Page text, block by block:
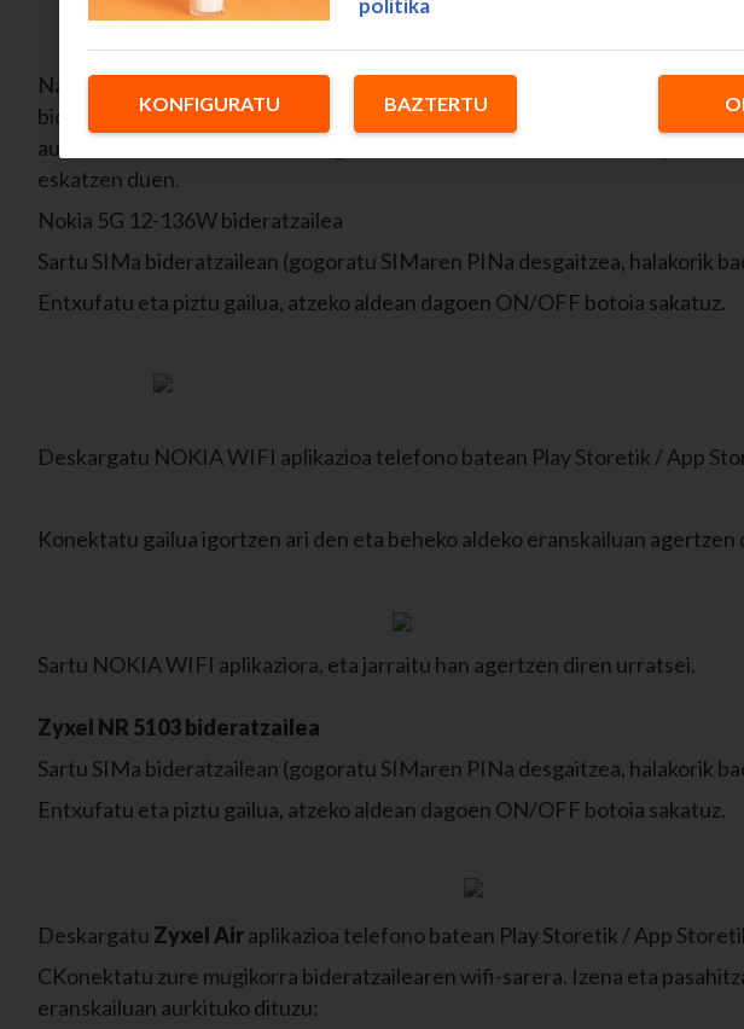
Nahikoa da 5G zerbitzua duen SIM bat sartzea eskaintzen dizugun Nokia
bideratzailean. Sartutako SIM txartelak ez du aktibatua izan behar PINa;
aukerarik onena da telefono mugikor batean sartzea eta ikustea ea
eskatzen duen.
Nokia 5G 12-136W bideratzailea
Sartu SIMa bideratzailean (gogoratu SIMaren PINa desgaitzea, halakorik
Entxufatu eta piztu gailua, atzeko aldean dagoen ON/OFF botoia sakatuz.
Deskargatu NOKIA WIFI aplikazioa telefono batean Play Storetik / App
Konektatu gailua igortzen ari den eta beheko aldeko eranskailuan
Sartu NOKIA WIFI aplikaziora, eta jarraitu han agertzen
Zyxel NR 5103 bideratzailea
Sartu SIMa bideratzailean (gogoratu SIMaren PINa desgaitzea, halakorik
Entxufatu eta piztu gailua, atzeko aldean dagoen ON/OFF botoia sakatuz.
Deskargatu Zyxel Airaplikazioa telefono batean Play Storetik / App
CKonektatu zure mugikorra bideratzailearen wifi-sarera. Izena eta
eranskailuan aurkituko dituzu:
politika
KONFIGURATU BAZTERTU